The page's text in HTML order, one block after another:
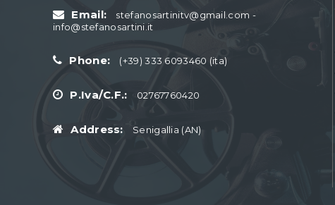
Email:
stefanosartinitv@gmail.com -
info@stefanosartini.it
Phone: (+39) 333 6093460 (ita)
P.Iva/C.F.: 02767760420
Address: Senigallia (AN)